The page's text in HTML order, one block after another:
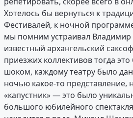
Хотелось бы вернуться к
Фестивалей, к ночной
мы помним устраивал
известный архангельский
приезжих коллективов тогда
шоком, каждому театру было
ночью какое-то представление,
«капустник» — это было
большого юбилейного